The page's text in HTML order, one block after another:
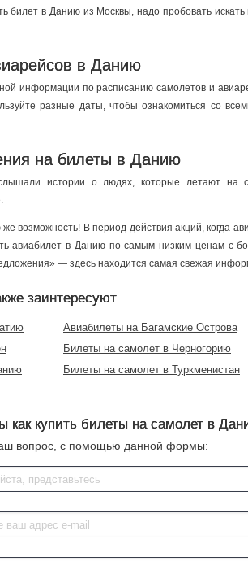
билет в Данию из Москвы, надо пробовать
в Данию
информации по расписанию самолетов и
разные даты, чтобы ознакомиться со
на билеты в Данию
истории о людях, которые летают на
возможность! В период действия акций, когда
авиабилет в Данию по самым низким ценам с
— здесь находится самая свежая
заинтересуют
Авиабилеты на Багамские Острова
Билеты на самолет в Черногорию
Билеты на самолет в Туркменистан
как купить билеты на самолет в
вопрос, с помощью данной формы: